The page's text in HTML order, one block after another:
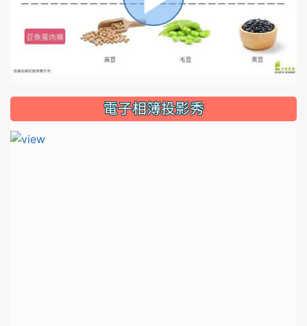
播
放
電子相簿投影秀